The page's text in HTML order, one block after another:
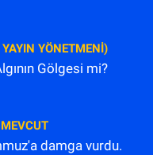
YÖNETMENI)
Gölgesi mi?
damga vurdu.